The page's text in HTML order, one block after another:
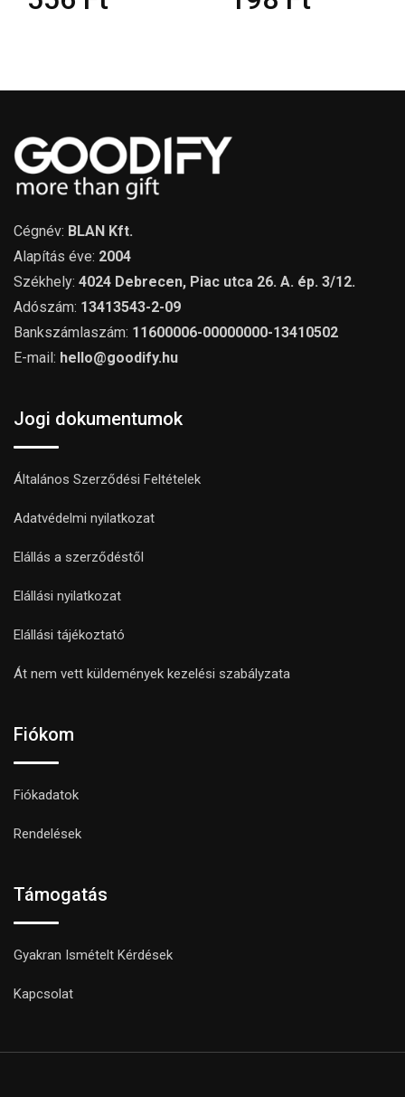
Cégnév: BLAN Kft.
Alapítás éve: 2004
Székhely: 4024 Debrecen, Piac utca 26. A. ép. 3/12.
Adószám: 13413543-2-09
Bankszámlaszám: 11600006-00000000-13410502
E-mail: hello@goodify.hu
Jogi dokumentumok
Általános Szerződési Feltételek
Adatvédelmi nyilatkozat
Elállás a szerződéstől
Elállási nyilatkozat
Elállási tájékoztató
Át nem vett küldemények kezelési szabályzata
Fiókom
Fiókadatok
Rendelések
Támogatás
Gyakran Ismételt Kérdések
Kapcsolat